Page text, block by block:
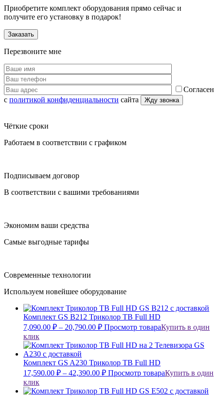
Приобретите комплект оборудования прямо сейчас и
получите его установку в подарок!
Заказать
Перезвоните мне
Согласен
с политикой конфиденциальности сайта
Чёткие сроки
Работаем в соответствии с графиком
Подписываем договор
В соответствии с вашими требованиями
Экономим ваши средства
Самые выгодные тарифы
Современные технологии
Используем новейшее оборудование
Комплект GS B212 Триколор ТВ Full HD
7,090.00 ₽ – 20,790.00 ₽ Просмотр товараКупить в один
клик
Комплект GS A230 Триколор ТВ Full HD
17,590.00 ₽ – 42,390.00 ₽ Просмотр товараКупить в один
клик